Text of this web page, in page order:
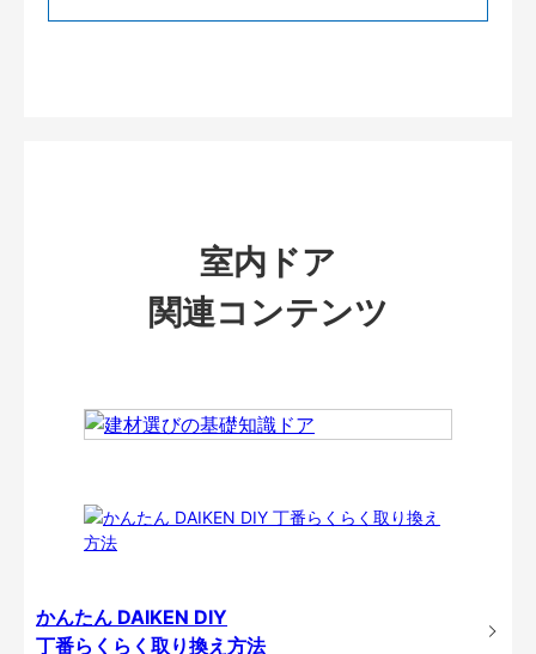
室内ドア
関連コンテンツ
かんたん DAIKEN DIY
丁番らくらく取り換え方法